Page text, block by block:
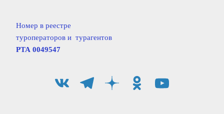
Номер в реестре
туроператоров и  турагентов
РТА 0049547